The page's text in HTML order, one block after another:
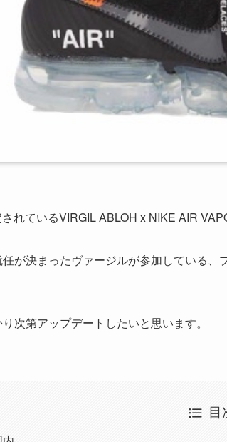
れているVIRGIL ABLOH x NIKE AIR
が決まったヴァージルが参加している
次第アップデートしたいと思います。
目